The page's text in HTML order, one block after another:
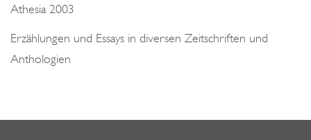
Athesia 2003
Erzählungen und Essays in diversen Zeitschriften und
Anthologien